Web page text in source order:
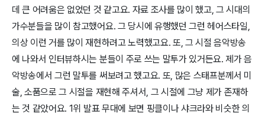
데 큰 어려움은 없었던 것 같고요. 자료 조사를 많이 했고, 그 시대의
가수분들을 많이 참고했어요. 그 당시에 유행했던 그런 헤어스타일,
의상 이런 거를 많이 재현하려고 노력했고요. 또, 그 시절 음악방송
에 나와서 인터뷰하시는 분들이 주로 쓰는 말투가 있거든요. 제가 음
악방송에서 그런 말투를 써보려고 했고요. 또, 많은 스태프분께서 미
술, 소품으로 그 시절을 재현해 주셔서, 그 시절에 그냥 제가 존재하
는 것 같았어요. 1위 발표 무대에 보면 핑클이나 샤크라와 비슷한 의